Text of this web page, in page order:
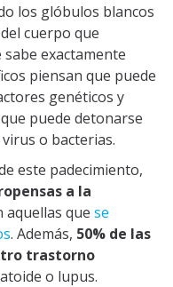
los glóbulos blancos
cuerpo que
exactamente
piensan que puede
genéticos y
puede detonarse
o bacterias.
este padecimiento,
a la
aquellas que se
. Además, 50% de las
trastorno
o lupus.